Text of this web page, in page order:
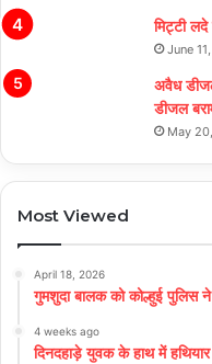
मिट्टी
June
अवैध
डीजल
May
Most Viewed
April 18, 2026
गुमशुदा बालक को कोल्हुई पुलिस ने
4 weeks ago
दिनदहाड़े युवक के हाथ में हथियार